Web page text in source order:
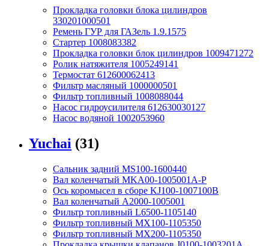
Прокладка головки блока цилиндров
330201000501
Ремень ГУР для ГАЗель 1.9.1575
Стартер 1008083382
Прокладка головки блок цилиндров 1009471272
Ролик натяжителя 1005249141
Термостат 612600062413
Фильтр масляный 1000000501
Фильтр топливный 1008088044
Насос гидроусилителя 612630030127
Насос водяной 1002053960
Yuchai (31)
Сальник задний MS100-1600440
Вал коленчатый MKA00-1005001A-P
Ось коромысел в сборе KJ100-1007100B
Вал коленчатый A2000-1005001
Фильтр топливный L6500-1105140
Фильтр топливный MX100-1105350
Фильтр топливный MX200-1105350